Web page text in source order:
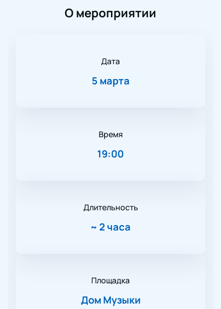
О мероприятии
Дата
5 марта
Время
19:00
Длительность
~ 2 часа
Площадка
Дом Музыки